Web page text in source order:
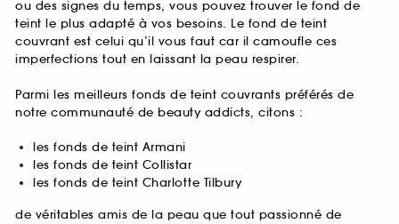
ou des signes du temps, vous pouvez trouver le fond de
teint le plus adapté à vos besoins. Le fond de teint
couvrant est celui qu’il vous faut car il camoufle ces
imperfections tout en laissant la peau respirer.
Parmi les meilleurs fonds de teint couvrants préférés de
notre communauté de beauty addicts, citons :
les fonds de teint Armani
les fonds de teint Collistar
les fonds de teint Charlotte Tilbury
de véritables amis de la peau que tout passionné de